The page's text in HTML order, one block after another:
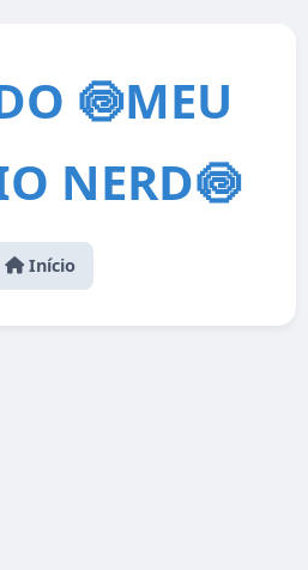
🍥MEU
NERD🍥
Início